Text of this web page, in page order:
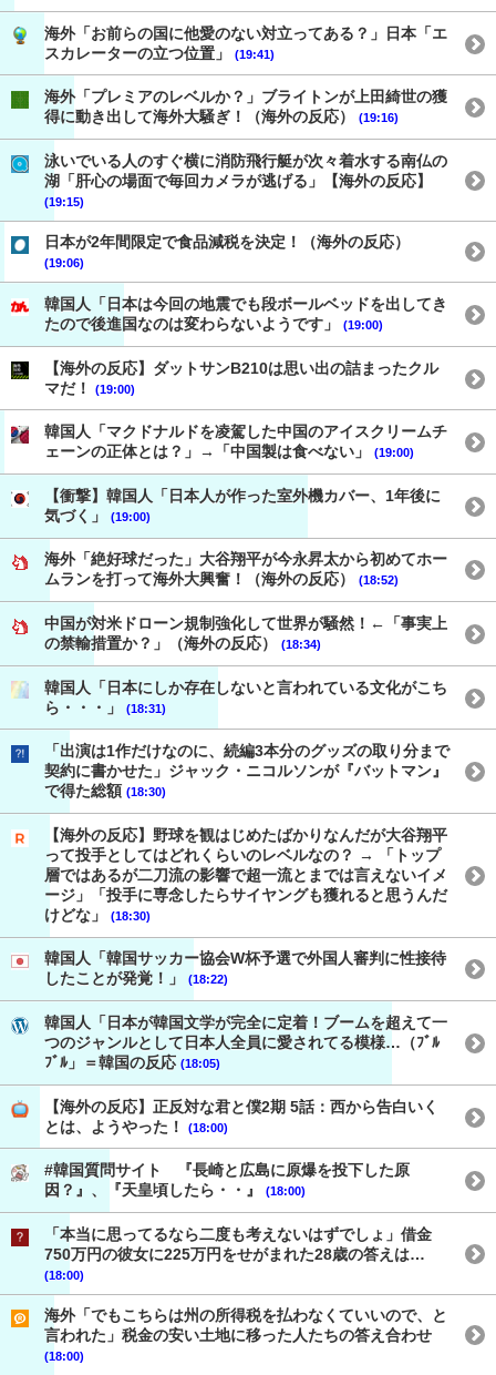
海外「お前らの国に他愛のない対立ってある？」日本「エ
スカレーターの立つ位置」
(19:41)
海外「プレミアのレベルか？」ブライトンが上田綺世の獲
得に動き出して海外大騒ぎ！（海外の反応）
(19:16)
泳いでいる人のすぐ横に消防飛行艇が次々着水する南仏の
湖「肝心の場面で毎回カメラが逃げる」【海外の反応】
(19:15)
日本が2年間限定で食品減税を決定！（海外の反応）
(19:06)
韓国人「日本は今回の地震でも段ボールベッドを出してき
たので後進国なのは変わらないようです」
(19:00)
【海外の反応】ダットサンB210は思い出の詰まったクル
マだ！
(19:00)
韓国人「マクドナルドを凌駕した中国のアイスクリームチ
ェーンの正体とは？」→「中国製は食べない」
(19:00)
【衝撃】韓国人「日本人が作った室外機カバー、1年後に
気づく」
(19:00)
海外「絶好球だった」大谷翔平が今永昇太から初めてホー
ムランを打って海外大興奮！（海外の反応）
(18:52)
中国が対米ドローン規制強化して世界が騒然！←「事実上
の禁輸措置か？」（海外の反応）
(18:34)
韓国人「日本にしか存在しないと言われている文化がこち
ら・・・」
(18:31)
「出演は1作だけなのに、続編3本分のグッズの取り分まで
契約に書かせた」ジャック・ニコルソンが『バットマン』
で得た総額 (18:30)
【海外の反応】野球を観はじめたばかりなんだが大谷翔平
って投手としてはどれくらいのレベルなの？ → 「トップ
層ではあるが二刀流の影響で超一流とまでは言えないイメ
ージ」「投手に専念したらサイヤングも獲れると思うんだ
けどな」
(18:30)
韓国人「韓国サッカー協会W杯予選で外国人審判に性接待
したことが発覚！」
(18:22)
韓国人「日本が韓国文学が完全に定着！ブームを超えて一
つのジャンルとして日本人全員に愛されてる模様…（ﾌﾞﾙ
ﾌﾞﾙ」＝韓国の反応 (18:05)
【海外の反応】正反対な君と僕2期 5話：西から告白いく
とは、ようやった！
(18:00)
#韓国質問サイト 『長崎と広島に原爆を投下した原
因？』、『天皇頃したら・・』
(18:00)
「本当に思ってるなら二度も考えないはずでしょ」借金
750万円の彼女に225万円をせがまれた28歳の答えは…
(18:00)
海外「でもこちらは州の所得税を払わなくていいので、と
言われた」税金の安い土地に移った人たちの答え合わせ
(18:00)